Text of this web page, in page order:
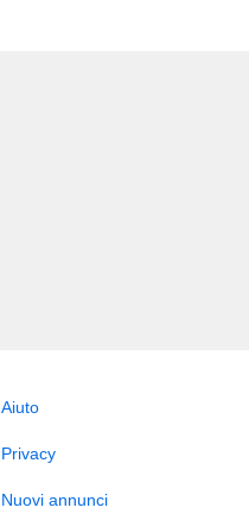
Aiuto
Privacy
Nuovi annunci